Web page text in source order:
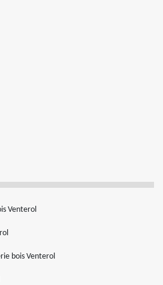
Venterol
bois Venterol